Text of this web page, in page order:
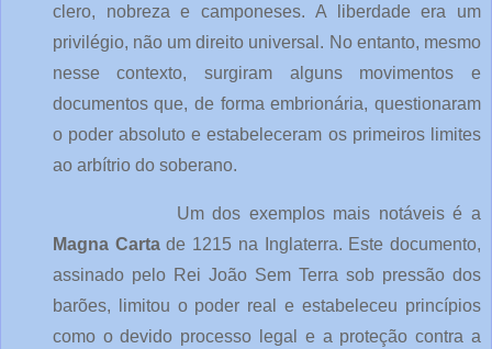
clero, nobreza e camponeses. A liberdade era um
privilégio, não um direito universal. No entanto, mesmo
nesse contexto, surgiram alguns movimentos e
documentos que, de forma embrionária, questionaram
o poder absoluto e estabeleceram os primeiros limites
ao arbítrio do soberano.
Um dos exemplos mais notáveis é a
Magna Cartade 1215 na Inglaterra. Este documento,
assinado pelo Rei João Sem Terra sob pressão dos
barões, limitou o poder real e estabeleceu princípios
como o devido processo legal e a proteção contra a